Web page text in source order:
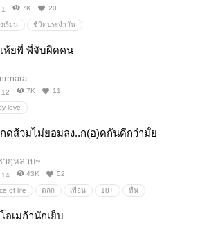
1 7K 20
เรียน ชีวิตประจำวัน
เห้ยพี่ พี่จับผิดคน
12 7K 11
love
กดส้วมไม่ยอมลง..ก(อ)ดกันดีกว่ามั้ย
ากุหลาบ~
14 43K 52
of life ตลก เพื่อน 18+ หื่น
โอเมก้านักเย็บ